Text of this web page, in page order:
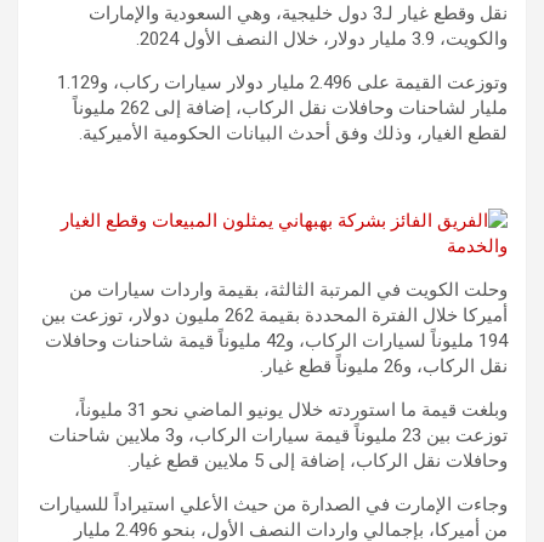
نقل وقطع غيار لـ3 دول خليجية، وهي السعودية والإمارات
والكويت، 3.9 مليار دولار، خلال النصف الأول 2024.
وتوزعت القيمة على 2.496 مليار دولار سيارات ركاب، و1.129
مليار لشاحنات وحافلات نقل الركاب، إضافة إلى 262 مليوناً
لقطع الغيار، وذلك وفق أحدث البيانات الحكومية الأميركية.
وحلت الكويت في المرتبة الثالثة، بقيمة واردات سيارات من
أميركا خلال الفترة المحددة بقيمة 262 مليون دولار، توزعت بين
194 مليوناً لسيارات الركاب، و42 مليوناً قيمة شاحنات وحافلات
نقل الركاب، و26 مليوناً قطع غيار.
وبلغت قيمة ما استوردته خلال يونيو الماضي نحو 31 مليوناً،
توزعت بين 23 مليوناً قيمة سيارات الركاب، و3 ملايين شاحنات
وحافلات نقل الركاب، إضافة إلى 5 ملايين قطع غيار.
وجاءت الإمارت في الصدارة من حيث الأعلي استيراداً للسيارات
من أميركا، بإجمالي واردات النصف الأول، بنحو 2.496 مليار